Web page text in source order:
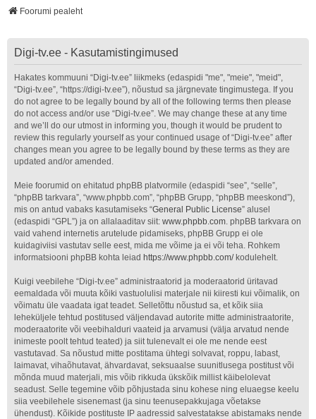
Foorumi pealeht
Digi-tv.ee - Kasutamistingimused
Hakates kommuuni “Digi-tv.ee” liikmeks (edaspidi "me", "meie", "meid",
“Digi-tv.ee”, “https://digi-tv.ee”), nõustud sa järgnevate tingimustega. If you
do not agree to be legally bound by all of the following terms then please
do not access and/or use “Digi-tv.ee”. We may change these at any time
and we’ll do our utmost in informing you, though it would be prudent to
review this regularly yourself as your continued usage of “Digi-tv.ee” after
changes mean you agree to be legally bound by these terms as they are
updated and/or amended.
Meie foorumid on ehitatud phpBB platvormile (edaspidi “see”, “selle”,
“phpBB tarkvara”, “www.phpbb.com”, “phpBB Grupp, “phpBB meeskond”),
mis on antud vabaks kasutamiseks “General Public License” alusel
(edaspidi “GPL”) ja on allalaaditav siit: www.phpbb.com. phpBB tarkvara on
vaid vahend internetis arutelude pidamiseks, phpBB Grupp ei ole
kuidagiviisi vastutav selle eest, mida me võime ja ei või teha. Rohkem
informatsiooni phpBB kohta leiad https://www.phpbb.com/kodulehelt.
Kuigi veebilehe “Digi-tv.ee” administraatorid ja moderaatorid üritavad
eemaldada või muuta kõiki vastuolulisi materjale nii kiiresti kui võimalik, on
võimatu üle vaadata igat teadet. Selletõttu nõustud sa, et kõik siia
leheküljele tehtud postitused väljendavad autorite mitte administraatorite,
moderaatorite või veebihalduri vaateid ja arvamusi (välja arvatud nende
inimeste poolt tehtud teated) ja siit tulenevalt ei ole me nende eest
vastutavad. Sa nõustud mitte postitama ühtegi solvavat, roppu, labast,
laimavat, vihaõhutavat, ähvardavat, seksuaalse suunitlusega postitust või
mõnda muud materjali, mis võib rikkuda ükskõik millist käibelolevat
seadust. Selle tegemine võib põhjustada sinu kohese ning eluaegse keelu
siia veebilehele sisenemast (ja sinu teenusepakkujaga võetakse
ühendust). Kõikide postituste IP aadressid salvestatakse abistamaks nende